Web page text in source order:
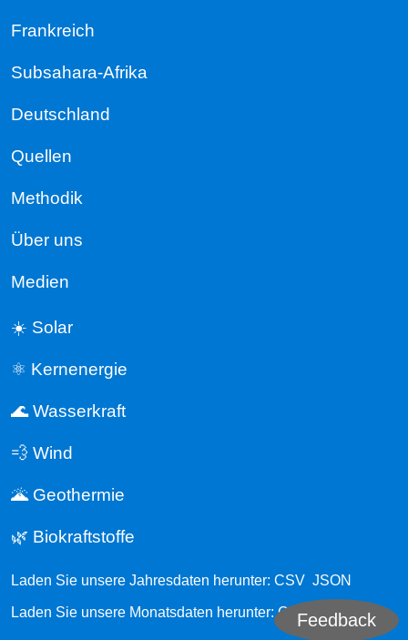
Feedback
Frankreich
Subsahara-Afrika
Deutschland
Quellen
Methodik
Über uns
Medien
☀️ Solar
⚛️ Kernenergie
🌊 Wasserkraft
💨 Wind
🌋 Geothermie
🌿 Biokraftstoffe
Laden Sie unsere Jahresdaten herunter: CSV JSON
Laden Sie unsere Monatsdaten herunter:CSV JSON